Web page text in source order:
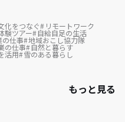
化をつなぐ リモートワーク
験ツアー 自給自足の生活
の仕事 地域おこし協力隊
の仕事 自然と暮らす
活用 雪のある暮らし
もっと見る